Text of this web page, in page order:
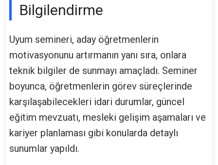
Bilgilendirme
Uyum semineri, aday öğretmenlerin
motivasyonunu artırmanın yanı sıra, onlara
teknik bilgiler de sunmayı amaçladı. Seminer
boyunca, öğretmenlerin görev süreçlerinde
karşılaşabilecekleri idari durumlar, güncel
eğitim mevzuatı, mesleki gelişim aşamaları ve
kariyer planlaması gibi konularda detaylı
sunumlar yapıldı.